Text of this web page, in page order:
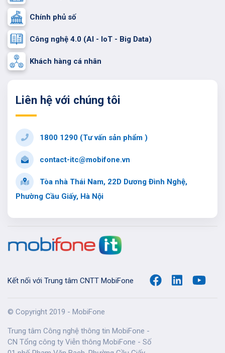
Chính phủ số
Công nghệ 4.0 (AI - IoT - Big Data)
Khách hàng cá nhân
Liên hệ với chúng tôi
1800 1290 (Tư vấn sản phẩm )
contact-itc@mobifone.vn
Tòa nhà Thái Nam, 22D Dương Đình Nghệ,
Phường Cầu Giấy, Hà Nội
Kết nối với Trung tâm CNTT MobiFone
© Copyright 2019 - MobiFone
Trung tâm Công nghệ thông tin MobiFone -
CN Tổng công ty Viễn thông MobiFone - Số